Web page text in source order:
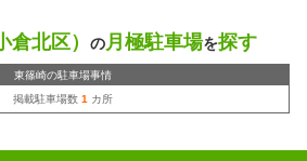
北区） の月極駐車場を探す
東篠崎の駐車場事情
掲載駐車場数 1 カ所